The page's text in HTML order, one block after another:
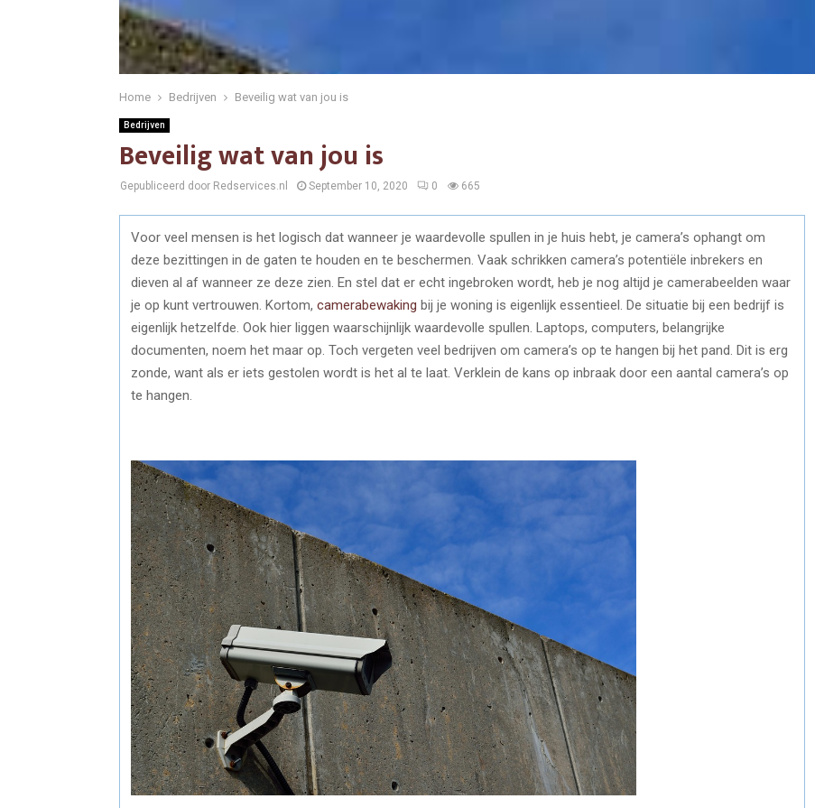
Home Bedrijven Beveilig wat van jou is
Bedrijven
Beveilig wat van jou is
Gepubliceerd door Redservices.nl September 10, 2020 0 665
Voor veel mensen is het logisch dat wanneer je waardevolle spullen in je huis hebt, je camera’s ophangt om
deze bezittingen in de gaten te houden en te beschermen. Vaak schrikken camera’s potentiële inbrekers en
dieven al af wanneer ze deze zien. En stel dat er echt ingebroken wordt, heb je nog altijd je camerabeelden waar
je op kunt vertrouwen. Kortom, camerabewaking bij je woning is eigenlijk essentieel. De situatie bij een bedrijf is
eigenlijk hetzelfde. Ook hier liggen waarschijnlijk waardevolle spullen. Laptops, computers, belangrijke
documenten, noem het maar op. Toch vergeten veel bedrijven om camera’s op te hangen bij het pand. Dit is erg
zonde, want als er iets gestolen wordt is het al te laat. Verklein de kans op inbraak door een aantal camera’s op
te hangen.